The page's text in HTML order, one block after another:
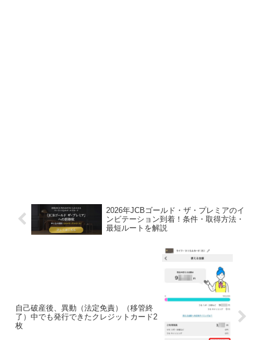
2026年JCBゴールド・ザ・プレミアのイ
ンビテーション到着！条件・取得方法・
最短ルートを解説
自己破産後、異動（法定免責）（移管終
了）中でも発行できたクレジットカード2
枚